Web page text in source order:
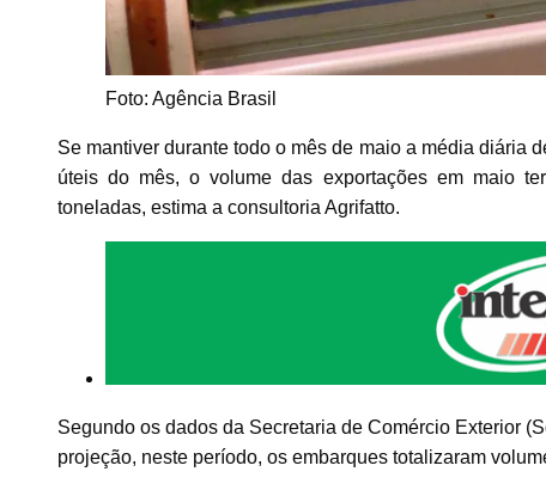
Foto: Agência Brasil
Se mantiver durante todo o mês de maio a média diária
úteis do mês, o volume das exportações em maio
toneladas, estima a consultoria Agrifatto.
Segundo os dados da Secretaria de Comércio Exterior
projeção, neste período, os embarques totalizaram